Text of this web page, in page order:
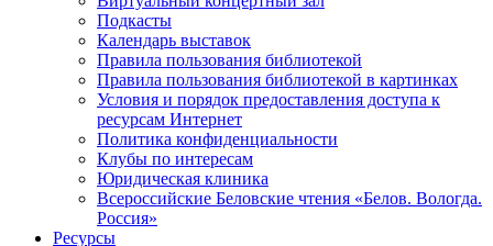
Подкасты
Календарь выставок
Правила пользования библиотекой
Правила пользования библиотекой в картинках
Условия и порядок предоставления доступа к
ресурсам Интернет
Политика конфиденциальности
Клубы по интересам
Юридическая клиника
Всероссийские Беловские чтения «Белов. Вологда.
Россия»
Ресурсы